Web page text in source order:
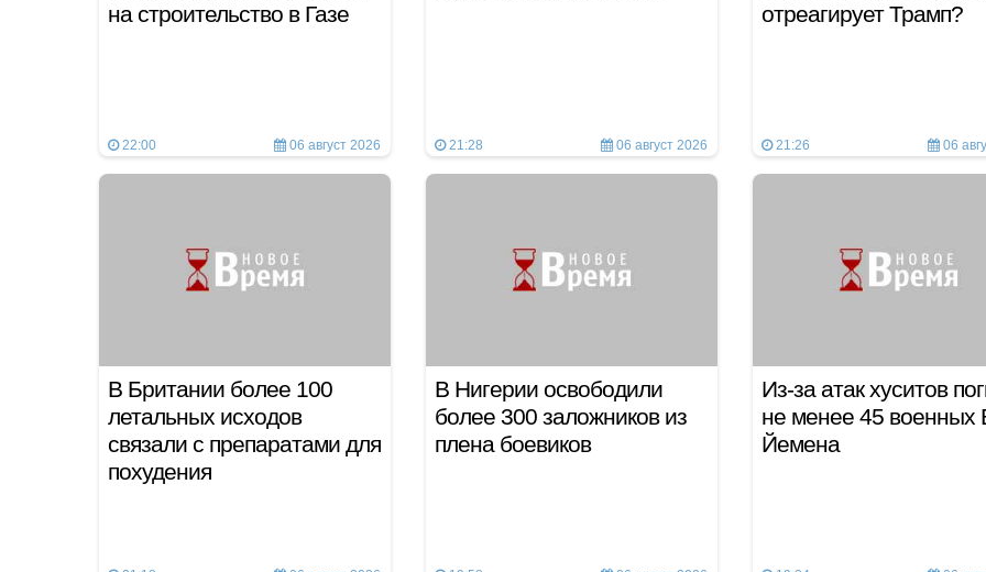
на строительство в Газе
22:00 06 август 2026 21:28 06 август 2026
отреагирует Трамп?
21:26 06
В Британии более 100
летальных исходов
связали с препаратами для
похудения
В Нигерии освободили
более 300 заложников из
плена боевиков
Из-за атак хуситов
не менее 45 военных
Йемена